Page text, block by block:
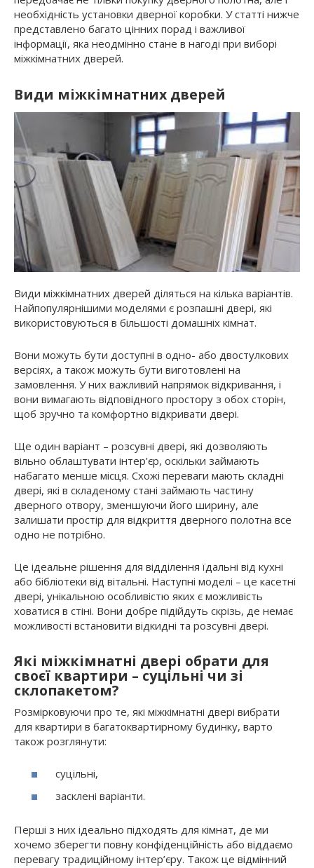
необхідність установки дверної коробки. У статті нижче
представлено багато цінних порад і важливої ​​
інформації, яка неодмінно стане в нагоді при виборі
міжкімнатних дверей.
Види міжкімнатних дверей
Види міжкімнатних дверей діляться на кілька варіантів.
Найпопулярнішими моделями є розпашні двері, які
використовуються в більшості домашніх кімнат.
Вони можуть бути доступні в одно- або двостулкових
версіях, а також можуть бути виготовлені на
замовлення. У них важливий напрямок відкривання, і
вони вимагають відповідного простору з обох сторін,
щоб зручно та комфортно відкривати двері.
Ще один варіант – розсувні двері, які дозволяють
вільно облаштувати інтер’єр, оскільки займають
набагато менше місця. Схожі переваги мають складні
двері, які в складеному стані займають частину
дверного отвору, зменшуючи його ширину, але
залишати простір для відкриття дверного полотна все
одно не потрібно.
Це ідеальне рішення для відділення їдальні від кухні
або бібліотеки від вітальні. Наступні моделі – це касетні
двері, унікальною особливістю яких є можливість
ховатися в стіні. Вони добре підійдуть скрізь, де немає
можливості встановити відкидні та розсувні двері.
Які міжкімнатні двері обрати для
своєї квартири – суцільні чи зі
склопакетом?
Розмірковуючи про те, які міжкімнатні двері вибрати
для квартири в багатоквартирному будинку, варто
також розглянути:
суцільні,
засклені варіанти.
Перші з них ідеально підходять для кімнат, де ми
хочемо зберегти повну конфіденційність або віддаємо
перевагу традиційному інтер’єру. Також це відмінний